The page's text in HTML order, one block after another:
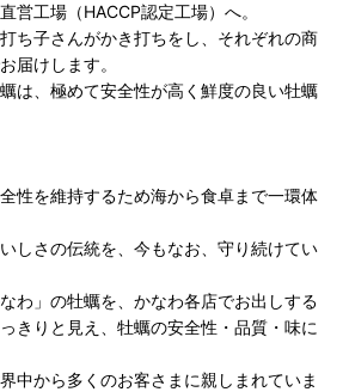
営工場（HACCP認定工場）へ。
ち子さんがかき打ちをし、それぞれの商
届けします。
は、極めて安全性が高く鮮度の良い牡蠣
性を維持するため海から食卓まで一環体
しさの伝統を、今もなお、守り続けてい
わ」の牡蠣を、かなわ各店でお出しする
きりと見え、牡蠣の安全性・品質・味に
中から多くのお客さまに親しまれていま